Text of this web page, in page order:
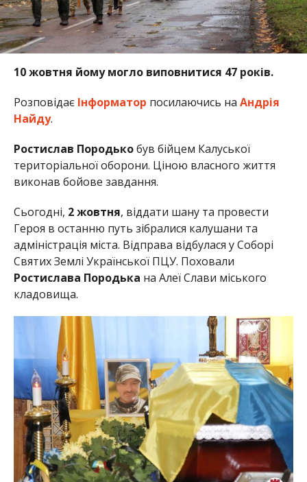
10 жовтня йому могло виповнитися 47 років.
Розповідає Інформатор посилаючись на Андрія
Найду.
Ростислав Породькобув бійцем Калуської
територіальної оборони. Ціною власного життя
виконав бойове завдання.
Сьогодні, 2 жовтня, віддати шану та провести
Героя в останню путь зібралися калушани та
адміністрація міста. Відправа відбулася у Соборі
Святих Землі Української ПЦУ. Поховали
Ростислава Породька на Алеї Слави міського
кладовища.